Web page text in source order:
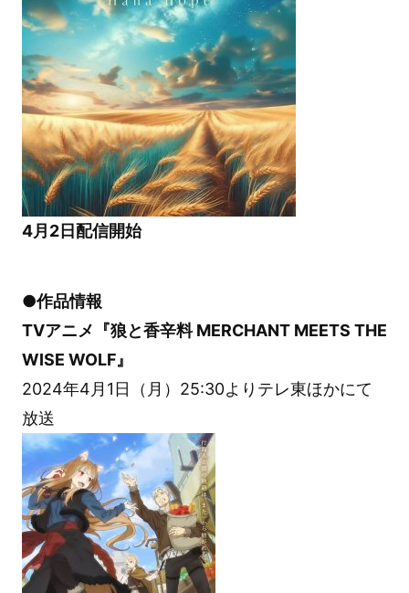
4月2日配信開始
●作品情報
TVアニメ『狼と香辛料 MERCHANT MEETS THE
WISE WOLF』
2024年4月1日（月）25:30よりテレ東ほかにて
放送